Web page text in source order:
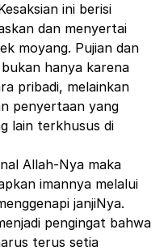
ini berisi
dan menyertai
moyang. Pujian dan
hanya karena
pribadi, melainkan
penyertaan yang
lain terkhusus di
Allah-Nya maka
imannya melalui
janjiNya.
pengingat bahwa
terus setia